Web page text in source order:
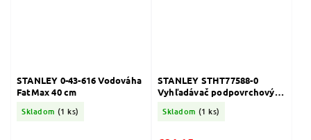
STANLEY 0-43-616 Vodováha
FatMax 40 cm
Skladom (1 ks)
STANLEY STHT77588-0
Vyhľadávač podpovrchový
Skladom (1 ks)